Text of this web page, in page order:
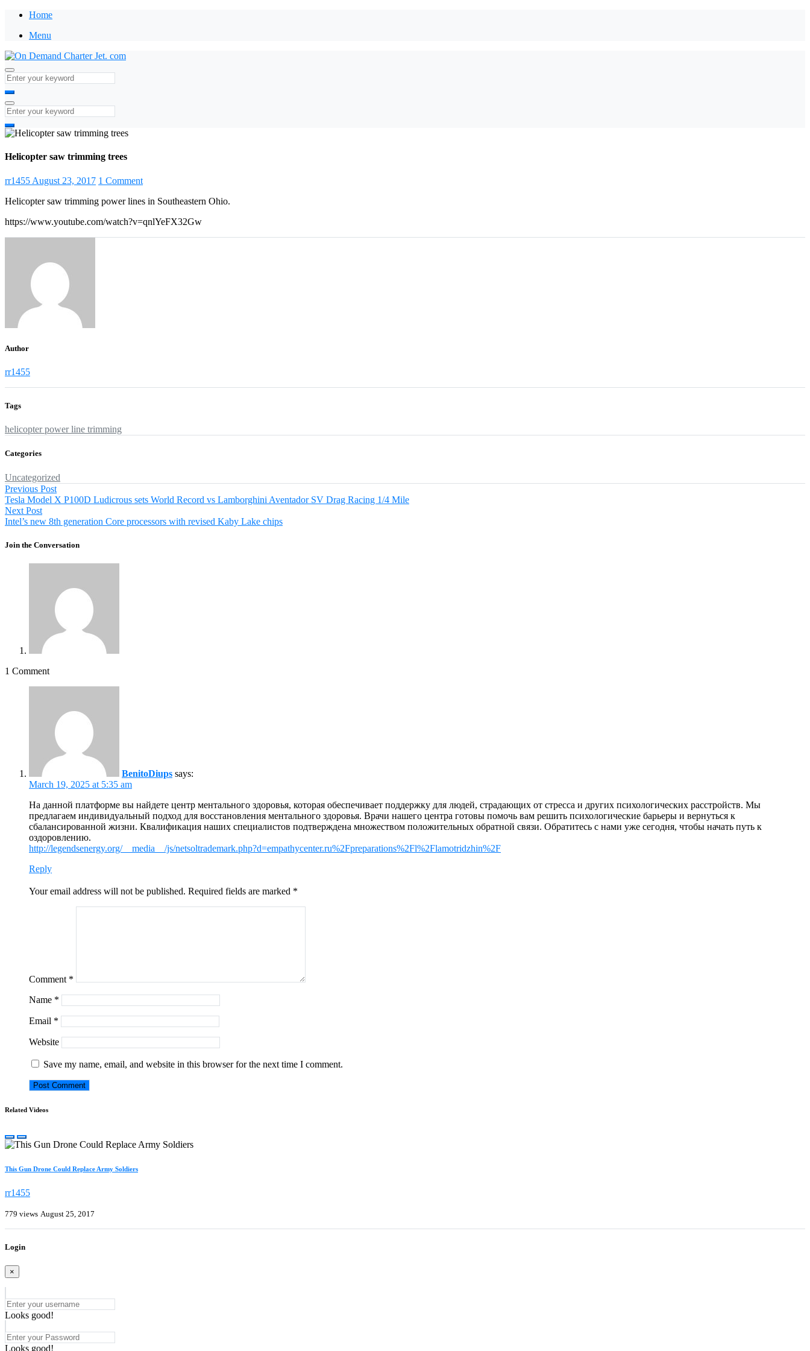
Home
Menu
Helicopter saw trimming trees
rr1455 August 23, 2017 1 Comment
Helicopter saw trimming power lines in Southeastern Ohio.
https://www.youtube.com/watch?v=qnlYeFX32Gw
Author
rr1455
Tags
helicopterpower line trimming
Categories
Uncategorized
Post
navigation
Previous PostPrevious
post:
Tesla Model X P100D Ludicrous sets World Record vs Lamborghini Aventador SV Drag Racing 1/4 Mile
Next PostNext
post:
Intel’s new 8th generation Core processors with revised Kaby Lake chips
Join the Conversation
1 Comment
BenitoDiups says:
March 19, 2025 at 5:35 am
На данной платформе вы найдете центр ментального здоровья, которая обеспечивает поддержку для людей, страдающих от стресса и других психологических расстройств. Мы
предлагаем индивидуальный подход для восстановления ментального здоровья. Врачи нашего центра готовы помочь вам решить психологические барьеры и вернуться к
сбалансированной жизни. Квалификация наших специалистов подтверждена множеством положительных обратной связи. Обратитесь с нами уже сегодня, чтобы начать путь к
оздоровлению.
http://legendsenergy.org/__media__/js/netsoltrademark.php?d=empathycenter.ru%2Fpreparations%2Fl%2Flamotridzhin%2F
Reply
Your email address will not be published. Required fields are marked *
Comment *
Name *
Email *
Website
Save my name, email, and website in this browser for the next time I comment.
Related Videos
This Gun Drone Could Replace Army Soldiers
rr1455
779 views August 25, 2017
Login
×
Looks good!
Looks good!